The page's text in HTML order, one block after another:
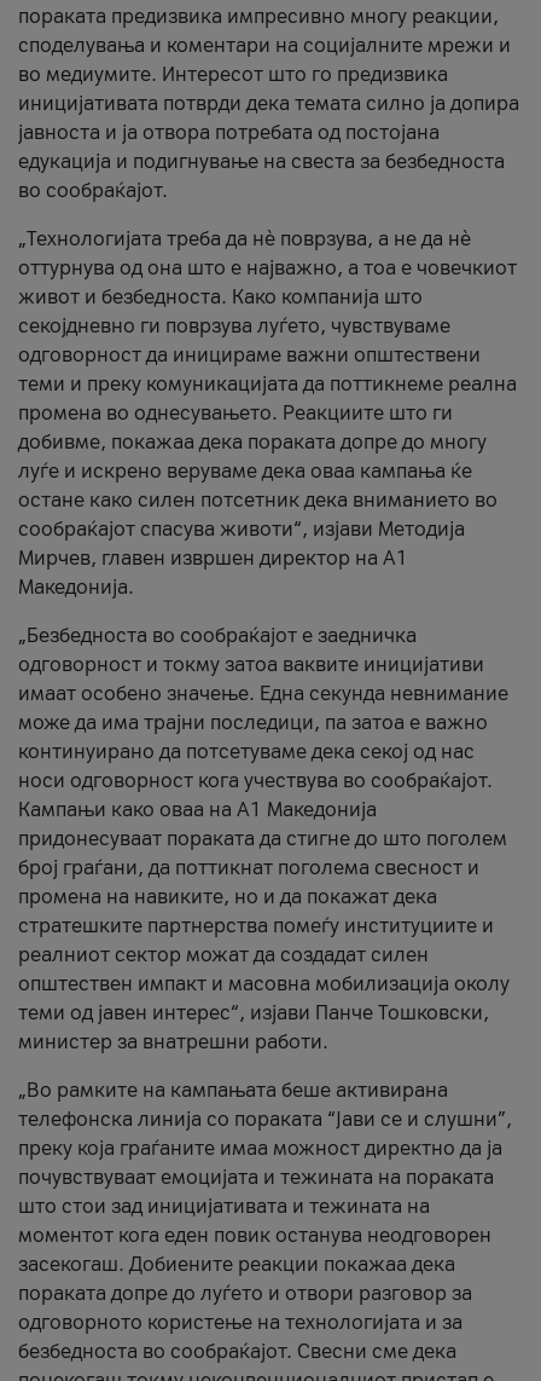
пораката предизвика импресивно многу реакции,
споделувања и коментари на социјалните мрежи и
во медиумите. Интересот што го предизвика
иницијативата потврди дека темата силно ја допира
јавноста и ја отвора потребата од постојана
едукација и подигнување на свеста за безбедноста
во сообраќајот.
„Технологијата треба да нè поврзува, а не да нè
оттурнува од она што е најважно, а тоа е човечкиот
живот и безбедноста. Како компанија што
секојдневно ги поврзува луѓето, чувствуваме
одговорност да иницираме важни општествени
теми и преку комуникацијата да поттикнеме реална
промена во однесувањето. Реакциите што ги
добивме, покажаа дека пораката допре до многу
луѓе и искрено веруваме дека оваа кампања ќе
остане како силен потсетник дека вниманието во
сообраќајот спасува животи“, изјави Методија
Мирчев, главен извршен директор на А1
Македонија.
„Безбедноста во сообраќајот е заедничка
одговорност и токму затоа ваквите иницијативи
имаат особено значење. Една секунда невнимание
може да има трајни последици, па затоа е важно
континуирано да потсетуваме дека секој од нас
носи одговорност кога учествува во сообраќајот.
Кампањи како оваа на A1 Македонија
придонесуваат пораката да стигне до што поголем
број граѓани, да поттикнат поголема свесност и
промена на навиките, но и да покажат дека
стратешките партнерства помеѓу институциите и
реалниот сектор можат да создадат силен
општествен импакт и масовна мобилизација околу
теми од јавен интерес“, изјави Панче Тошковски,
министер за внатрешни работи.
„Во рамките на кампањата беше активирана
телефонска линија со пораката “Јави се и слушни”,
преку која граѓаните имаа можност директно да ја
почувствуваат емоцијата и тежината на пораката
што стои зад иницијативата и тежината на
моментот кога еден повик останува неодговорен
засекогаш. Добиените реакции покажаа дека
пораката допре до луѓето и отвори разговор за
одговорното користење на технологијата и за
безбедноста во сообраќајот. Свесни сме дека